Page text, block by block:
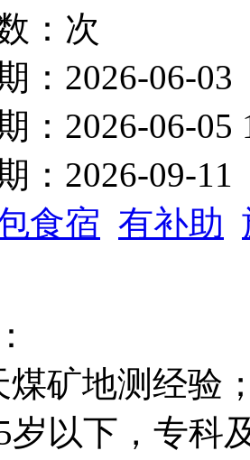
： 次
：2026-06-03
：2026-06-05
：2026-09-11
食宿 有补助
煤矿地测经验
岁以下，专科